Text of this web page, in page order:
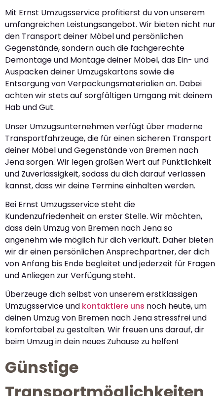
Mit Ernst Umzugsservice profitierst du von unserem
umfangreichen Leistungsangebot. Wir bieten nicht nur
den Transport deiner Möbel und persönlichen
Gegenstände, sondern auch die fachgerechte
Demontage und Montage deiner Möbel, das Ein- und
Auspacken deiner Umzugskartons sowie die
Entsorgung von Verpackungsmaterialien an. Dabei
achten wir stets auf sorgfältigen Umgang mit deinem
Hab und Gut.
Unser Umzugsunternehmen verfügt über moderne
Transportfahrzeuge, die für einen sicheren Transport
deiner Möbel und Gegenstände von Bremen nach
Jena sorgen. Wir legen großen Wert auf Pünktlichkeit
und Zuverlässigkeit, sodass du dich darauf verlassen
kannst, dass wir deine Termine einhalten werden.
Bei Ernst Umzugsservice steht die
Kundenzufriedenheit an erster Stelle. Wir möchten,
dass dein Umzug von Bremen nach Jena so
angenehm wie möglich für dich verläuft. Daher bieten
wir dir einen persönlichen Ansprechpartner, der dich
von Anfang bis Ende begleitet und jederzeit für Fragen
und Anliegen zur Verfügung steht.
Überzeuge dich selbst von unserem erstklassigen
Umzugsservice und kontaktiere uns noch heute, um
deinen Umzug von Bremen nach Jena stressfrei und
komfortabel zu gestalten. Wir freuen uns darauf, dir
beim Umzug in dein neues Zuhause zu helfen!
Günstige